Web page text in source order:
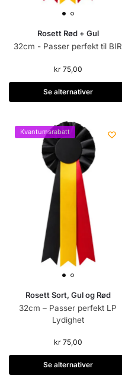
Rosett Rød + Gul
32cm - Passer perfekt til BIR
kr75,00
Se alternativer
Kvantumsrabatt
Rosett Sort, Gul og Rød
32cm – Passer perfekt LP
Lydighet
kr75,00
Se alternativer